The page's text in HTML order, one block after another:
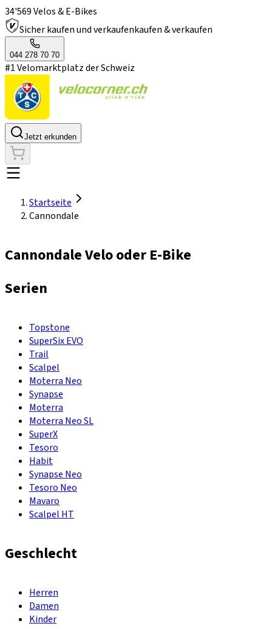
34'569 Velos & E-Bikes
Sicher kaufen und verkaufenkaufen & verkaufen
044 278 70 70
#1 Velomarktplatz der Schweiz
Jetzt erkunden
Startseite
Cannondale
Cannondale Velo oder E-Bike
Serien
Topstone
SuperSix EVO
Trail
Scalpel
Moterra Neo
Synapse
Moterra
Moterra Neo SL
SuperX
Tesoro
Habit
Synapse Neo
Tesoro Neo
Mavaro
Scalpel HT
Geschlecht
Herren
Damen
Kinder